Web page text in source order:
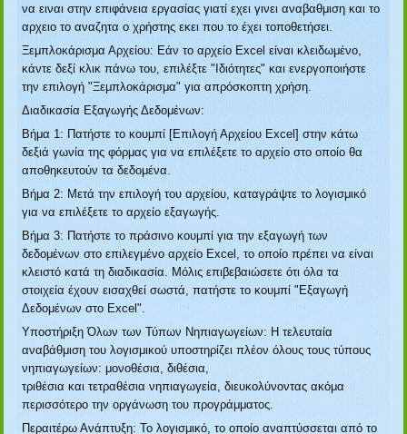
να ειναι στην επιφάνεια εργασίας γιατί εχει γινει αναβαθμιση και το
αρχειο το αναζητα ο χρήστης εκει που το έχει τοποθετήσει.
Ξεμπλοκάρισμα Αρχείου: Εάν το αρχείο Excel είναι κλειδωμένο,
κάντε δεξί κλικ πάνω του, επιλέξτε "Ιδιότητες" και ενεργοποιήστε
την επιλογή "Ξεμπλοκάρισμα" για απρόσκοπτη χρήση.
Διαδικασία Εξαγωγής Δεδομένων:
Βήμα 1: Πατήστε το κουμπί [Επιλογή Αρχείου Excel] στην κάτω
δεξιά γωνία της φόρμας για να επιλέξετε το αρχείο στο οποίο θα
αποθηκευτούν τα δεδομένα.
Βήμα 2: Μετά την επιλογή του αρχείου, καταγράψτε το λογισμικό
για να επιλέξετε το αρχείο εξαγωγής.
Βήμα 3: Πατήστε το πράσινο κουμπί για την εξαγωγή των
δεδομένων στο επιλεγμένο αρχείο Excel, το οποίο πρέπει να είναι
κλειστό κατά τη διαδικασία. Μόλις επιβεβαιώσετε ότι όλα τα
στοιχεία έχουν εισαχθεί σωστά, πατήστε το κουμπί "Εξαγωγή
Δεδομένων στο Excel".
Υποστήριξη Όλων των Τύπων Νηπιαγωγείων: Η τελευταία
αναβάθμιση του λογισμικού υποστηρίζει πλέον όλους τους τύπους
νηπιαγωγείων: μονοθέσια, διθέσια,
τριθέσια και τετραθέσια νηπιαγωγεία, διευκολύνοντας ακόμα
περισσότερο την οργάνωση του προγράμματος.
Περαιτέρω Ανάπτυξη: Το λογισμικό, το οποίο αναπτύσσεται από το